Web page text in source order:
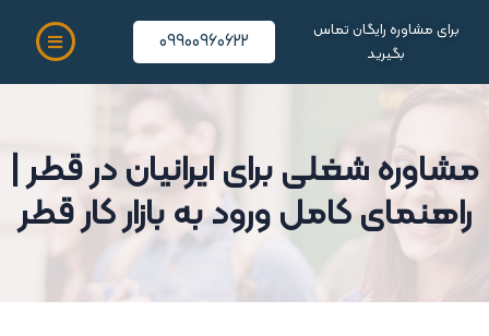
برای مشاوره رایگان تماس
بگیرید
09900960622
مشاوره شغلی برای ایرانیان در قطر |
راهنمای کامل ورود به بازار کار قطر